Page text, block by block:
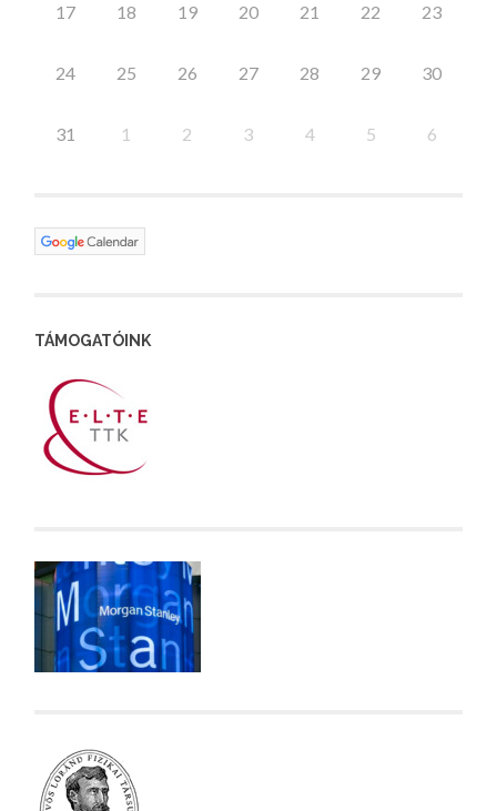
17 18 19 20 21 22 23
24 25 26 27 28 29 30
31 1 2 3 4 5 6
TÁMOGATÓINK